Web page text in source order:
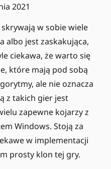
2021
w sobie wiele
albo jest zaskakująca,
ciekawa, że warto się
które mają pod sobą
ale nie oznacza
z takich gier jest
zapewne kojarzy z
Windows. Stoją za
w implementacji
prosty klon tej gry.